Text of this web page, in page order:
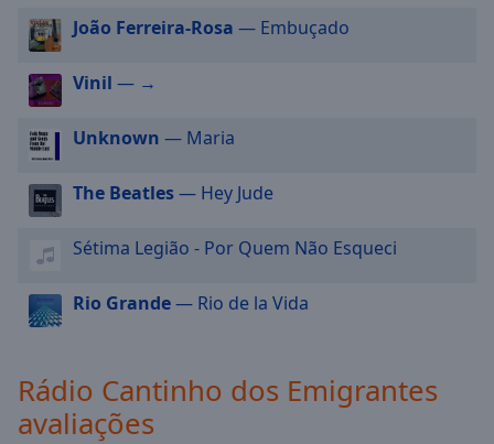
modal
window.
Beginning
dialog
window.
and
close
window.
Text
João Ferreira-Rosa — Embuçado
Vinil — →
Unknown — Maria
The Beatles— Hey Jude
Sétima Legião - Por Quem Não Esqueci
Rio Grande— Rio de la Vida
Rádio Cantinho dos Emigrantes
avaliações